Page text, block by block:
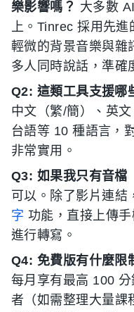
樂影響嗎？ 大多數
上。Tinrec 採用先進
輕微的背景音樂與雜
多人同時說話，準確
Q2: 這類工具支援哪
中文（繁/簡）、英
台語等 10 種語言，
非常實用。
Q3: 如果我只有音檔
可以。除了影片連結
字 功能，直接上傳
進行轉寫。
Q4: 免費版有什麼限
每月享有最高 100
者（如需整理大量課